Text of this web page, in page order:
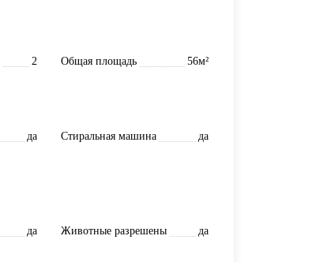
2 Общая площадь 56м²
да Стиральная машина
да
да Животные разрешены да